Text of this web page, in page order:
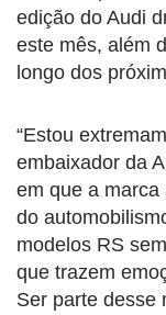
edição do Audi
este mês, além
longo dos
“Estou
embaixador da
em que a
do
modelos RS
que trazem
Ser parte desse